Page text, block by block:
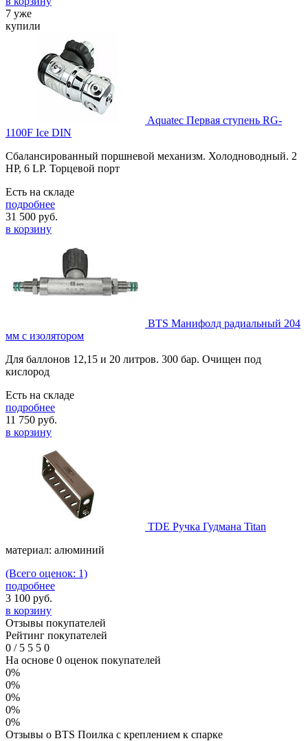
7 уже
купили
Aquatec Первая ступень RG-
1100F Ice DIN
Сбалансированный поршневой механизм. Холодноводный. 2
HP, 6 LP. Торцевой порт
Есть на складе
подробнее
31 500 руб.
в корзину
BTS Манифолд радиальный 204
мм с изолятором
Для баллонов 12,15 и 20 литров. 300 бар. Очищен под
кислород
Есть на складе
подробнее
11 750 руб.
в корзину
TDE Ручка Гудмана Titan
материал: алюминий
(Всего оценок: 1)
подробнее
3 100 руб.
в корзину
Отзывы покупателей
Рейтинг покупателей
0 /5 5 5 0
На основе 0 оценок покупателей
0%
0%
0%
0%
0%
Отзывы о BTS Поилка с креплением к спарке